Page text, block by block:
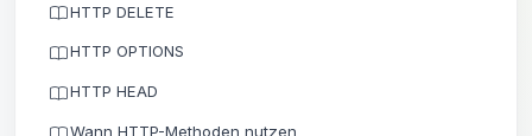
HTTP DELETE
HTTP OPTIONS
HTTP HEAD
Wann HTTP-Methoden nutzen